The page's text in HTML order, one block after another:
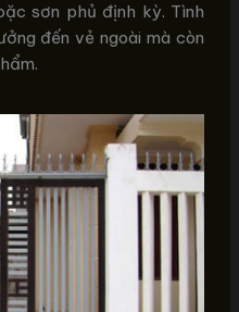
sơn phủ định kỳ. Tình
đến vẻ ngoài mà còn